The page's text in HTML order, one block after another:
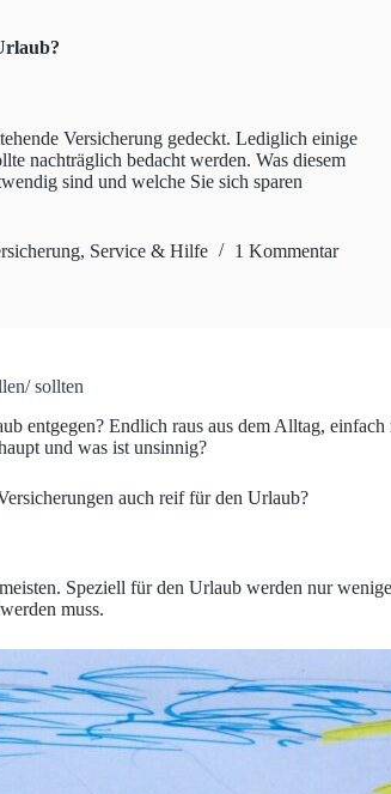
Versicherung gedeckt. Lediglich einige
nachträglich bedacht werden. Was diesem
sind und welche Sie sich sparen
, Service & Hilfe 1 Kommentar
sollten
Endlich raus aus dem Alltag, einfach
und was ist unsinnig?
auch reif für den Urlaub?
Speziell für den Urlaub werden nur
muss.